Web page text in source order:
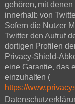
gehören, mit
innerhalb von
Sofern die Nutzer
Twitter den Aufruf
dortigen Profilen
Privacy-Shield-
eine Garantie, das
einzuhalten (
https://